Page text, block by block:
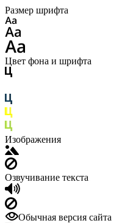
Размер шрифта
Цвет фона и шрифта
Изображения
Озвучивание текста
Обычная версия сайта